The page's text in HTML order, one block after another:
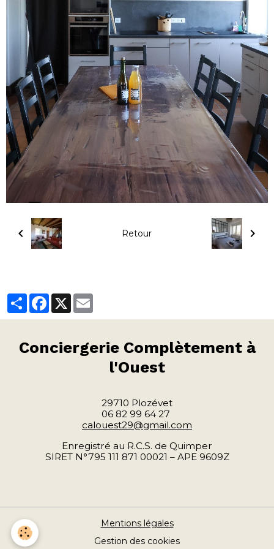
Retour
PartagerFacebook
X
Conciergerie Complètement à
l'Ouest
29710 Plozévet
06 82 99 64 27
calouest29@gmail.com
Enregistré au R.C.S. de Quimper
SIRET N°795 111 871 00021 – APE 9609Z
Mentions légales
Gestion des cookies